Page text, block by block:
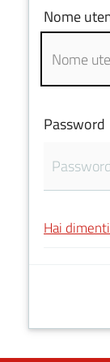
Nome
Password
Hai